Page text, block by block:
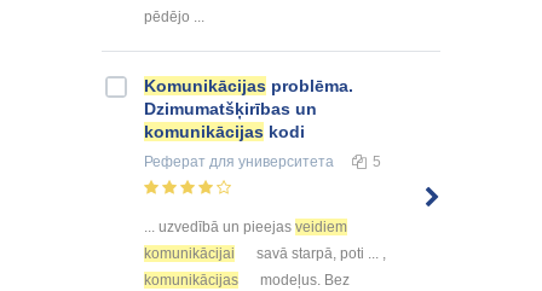
pēdējo ...
Komunikācijas problēma.
Dzimumatšķirības un
komunikācijas kodi
Реферат для университета 5
... uzvedībā un pieejas veidiem
komunikācijai
savā starpā, poti ... ,
komunikācijas
modeļus. Bez